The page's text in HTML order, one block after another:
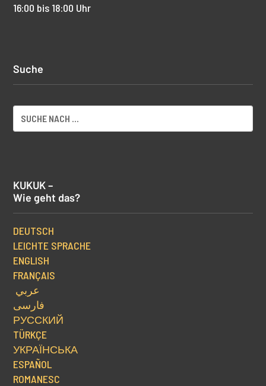
16:00 bis 18:00 Uhr
Suche
KUKUK –
Wie geht das?
DEUTSCH
LEICHTE SPRACHE
ENGLISH
FRANÇAIS
عربي
فارسی
РУССКИЙ
TÜRKÇE
УКРАЇНСЬКА
ESPAÑOL
ROMANESC